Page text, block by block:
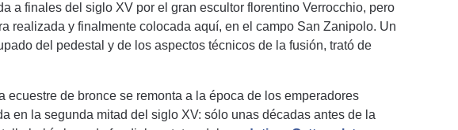
a finales del siglo XV por el gran escultor florentino Verrocchio, pero
realizada y finalmente colocada aquí, en el campo San Zanipolo. Un
del pedestal y de los aspectos técnicos de la fusión, trató de
ecuestre de bronce se remonta a la época de los emperadores
en la segunda mitad del siglo XV: sólo unas décadas antes de la